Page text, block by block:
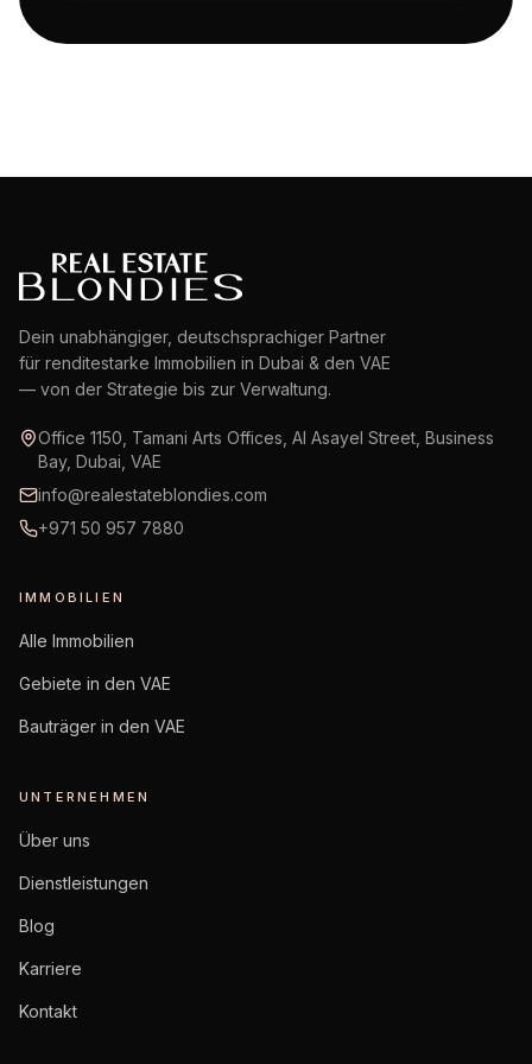
Dein unabhängiger, deutschsprachiger Partner
für renditestarke Immobilien in Dubai & den VAE
— von der Strategie bis zur Verwaltung.
Office 1150, Tamani Arts Offices, Al Asayel Street, Business
Bay, Dubai, VAE
info@realestateblondies.com
+971 50 957 7880
IMMOBILIEN
Alle Immobilien
Gebiete in den VAE
Bauträger in den VAE
UNTERNEHMEN
Über uns
Dienstleistungen
Blog
Karriere
Kontakt